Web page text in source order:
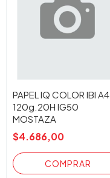
PAPEL IQ COLOR IBI A4
120g.20H IG50
MOSTAZA
$4.686,00